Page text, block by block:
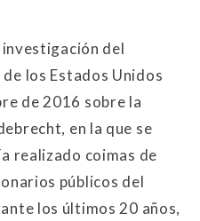
investigación del
los Estados Unidos
de 2016 sobre la
en la que se
realizado coimas de
públicos del
los últimos 20 años,